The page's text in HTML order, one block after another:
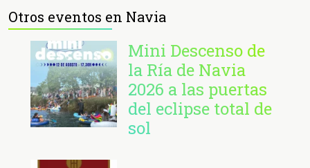
Otros eventos en Navia
Mini Descenso de
la Ría de Navia
2026 a las puertas
del eclipse total de
sol